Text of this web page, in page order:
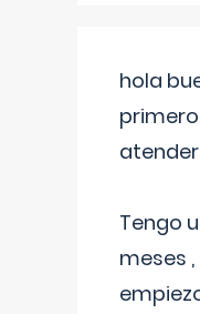
hola
Tengo
meses